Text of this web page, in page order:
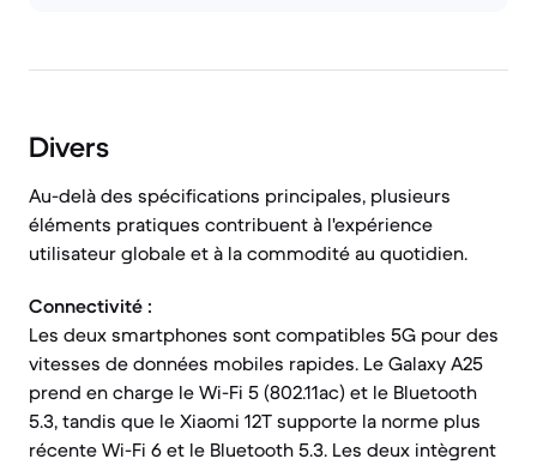
Divers
Au-delà des spécifications principales, plusieurs
éléments pratiques contribuent à l'expérience
utilisateur globale et à la commodité au quotidien.
Connectivité :
Les deux smartphones sont compatibles 5G pour des
vitesses de données mobiles rapides. Le Galaxy A25
prend en charge le Wi-Fi 5 (802.11ac) et le Bluetooth
5.3, tandis que le Xiaomi 12T supporte la norme plus
récente Wi-Fi 6 et le Bluetooth 5.3. Les deux intègrent